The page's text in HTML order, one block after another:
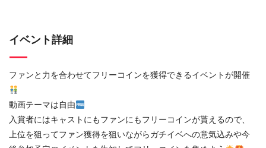
イベント詳細
ファンと力を合わせてフリーコインを獲得できるイベントが開催
動画テーマは自由
入賞者にはキャストにもファンにもフリーコインが貰えるので、
上位を狙ってファン獲得を狙いながらガチイベへの意気込みや今